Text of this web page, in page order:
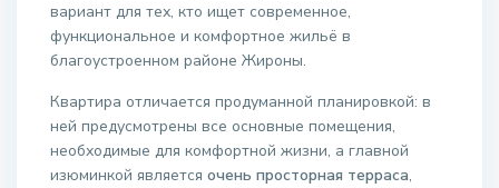
вариант для тех, кто ищет современное,
функциональное и комфортное жильё в
благоустроенном районе Жироны.
Квартира отличается продуманной планировкой: в
ней предусмотрены все основные помещения,
необходимые для комфортной жизни, а главной
изюминкой являетсяочень просторная терраса,